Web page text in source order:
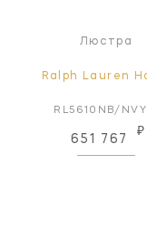
Люстра
Ralph Lauren
RL5610NB/
651 767
₽